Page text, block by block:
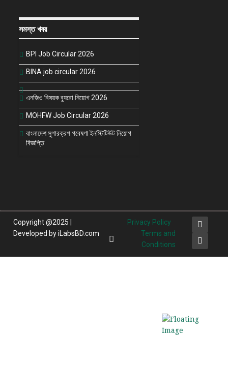
সমস্ত খবর
BPI Job Circular 2026
BINA job circular 2026
এনজিও বিষয়ক ব্যুরো নিয়োগ 2026
MOHFW Job Circular 2026
বাংলাদেশ সুগারক্রপ গবেষণা ইনস্টিটিউট নিয়োগ
বিজ্ঞপ্তি
Copyright @2025 |
Developed by iLabsBD.com
Privacy Policy
Terms and
Conditions